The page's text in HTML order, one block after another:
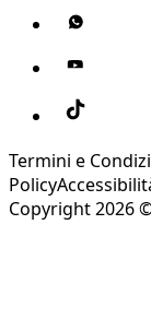
Termini e
Policy
Copyright 2026